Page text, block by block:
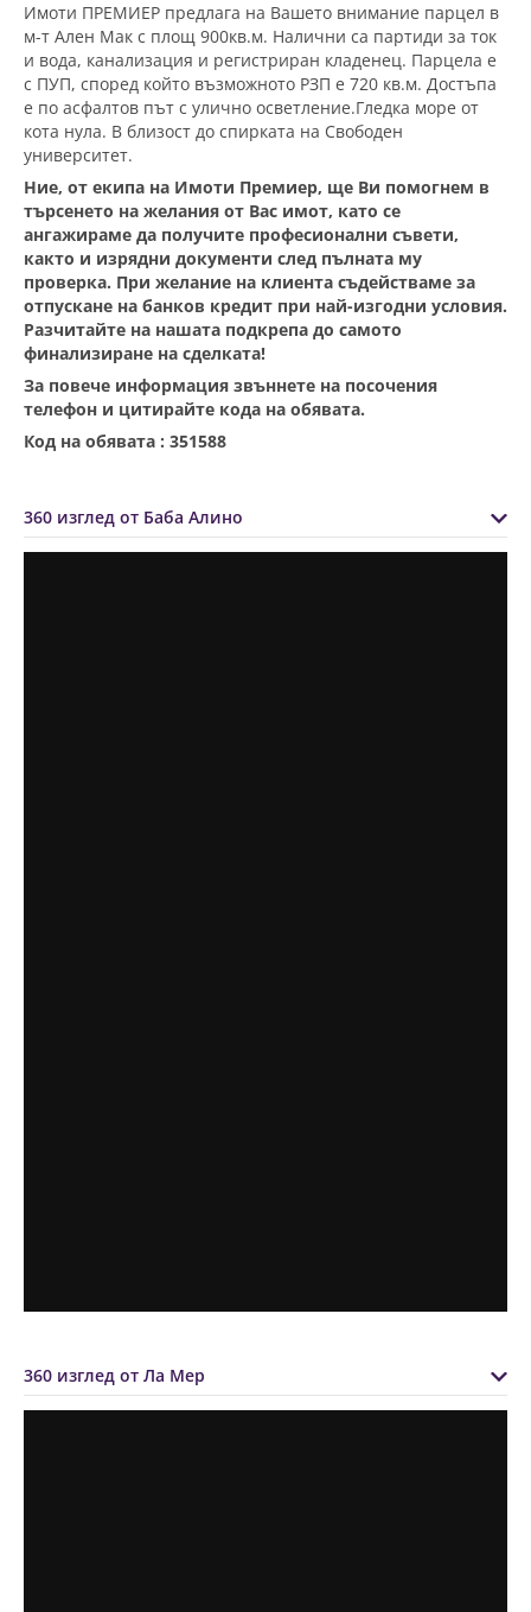
Имоти ПРЕМИЕР предлага на Вашето внимание парцел в
м-т Ален Мак с площ 900кв.м. Налични са партиди за ток
и вода, канализация и регистриран кладенец. Парцела е
с ПУП, според който възможното РЗП е 720 кв.м. Достъпа
е по асфалтов път с улично осветление.Гледка море от
кота нула. В близост до спирката на Свободен
университет.
Ние, от екипа на Имоти Премиер, ще Ви помогнем в
търсенето на желания от Вас имот, като се
ангажираме да получите професионални съвети,
както и изрядни документи след пълната му
проверка. При желание на клиента съдействаме за
отпускане на банков кредит при най-изгодни условия.
Разчитайте на нашата подкрепа до самото
финализиране на сделката!
За повече информация звъннете на посочения
телефон и цитирайте кода на обявата.
Код на обявата : 351588
360 изглед от Баба Алино
360 изглед от Ла Мер